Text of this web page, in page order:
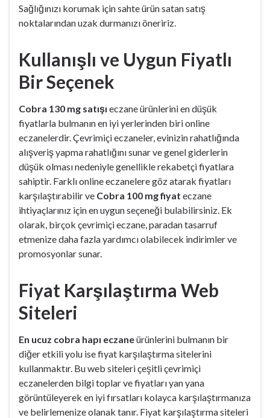
Sağlığınızı korumak için sahte ürün satan satış
noktalarından uzak durmanızı öneririz.
Kullanışlı ve Uygun Fiyatlı
Bir Seçenek
Cobra 130 mg satışı eczane ürünlerini en düşük
fiyatlarla bulmanın en iyi yerlerinden biri online
eczanelerdir. Çevrimiçi eczaneler, evinizin rahatlığında
alışveriş yapma rahatlığını sunar ve genel giderlerin
düşük olması nedeniyle genellikle rekabetçi fiyatlara
sahiptir. Farklı online eczanelere göz atarak fiyatları
karşılaştırabilir ve Cobra 100 mg fiyat eczane
ihtiyaçlarınız için en uygun seçeneği bulabilirsiniz. Ek
olarak, birçok çevrimiçi eczane, paradan tasarruf
etmenize daha fazla yardımcı olabilecek indirimler ve
promosyonlar sunar.
Fiyat Karşılaştırma Web
Siteleri
En ucuz cobra hapı eczaneürünlerini bulmanın bir
diğer etkili yolu ise fiyat karşılaştırma sitelerini
kullanmaktır. Bu web siteleri çeşitli çevrimiçi
eczanelerden bilgi toplar ve fiyatları yan yana
görüntüleyerek en iyi fırsatları kolayca karşılaştırmanıza
ve belirlemenize olanak tanır. Fiyat karşılaştırma siteleri